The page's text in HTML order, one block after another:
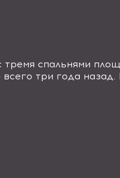
тремя спальнями
три года назад.